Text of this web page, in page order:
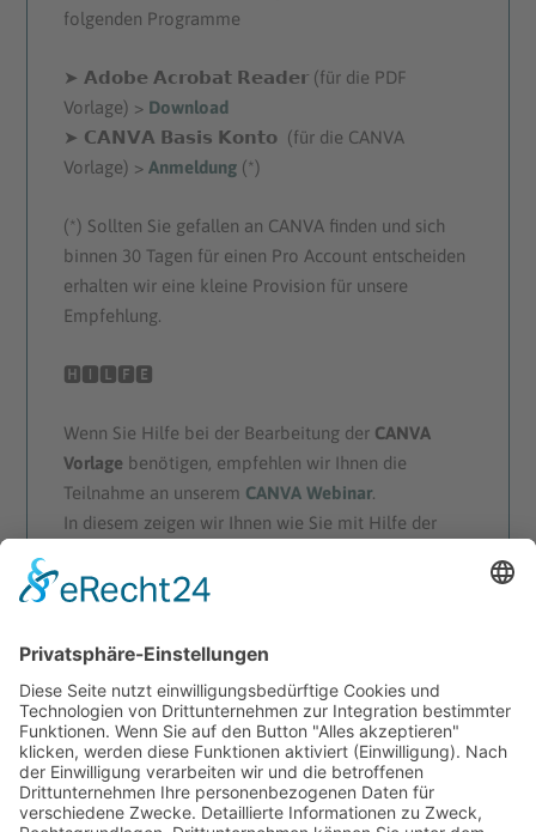
9
0
folgenden Programme
➤ 𝗔𝗱𝗼𝗯𝗲 𝗔𝗰𝗿𝗼𝗯𝗮𝘁 𝗥𝗲𝗮𝗱𝗲𝗿 (für die PDF
Vorlage) > Download
➤ 𝗖𝗔𝗡𝗩𝗔 𝗕𝗮𝘀𝗶𝘀 𝗞𝗼𝗻𝘁𝗼 (für die CANVA
Vorlage) >Anmeldung (*)
(*) Sollten Sie gefallen an CANVA finden und sich
binnen 30 Tagen für einen Pro Account entscheiden
erhalten wir eine kleine Provision für unsere
Empfehlung.
🅷🅸🅻🅵🅴
Wenn Sie Hilfe bei der Bearbeitung der CANVA
Vorlage benötigen, empfehlen wir Ihnen die
Teilnahme an unserem CANVA Webinar.
In diesem zeigen wir Ihnen wie Sie mit Hilfe der
Visitenkarten, Flyer, Social Media Beiträge oder
gestalten können.
Hier geht es zumCANVA KURS